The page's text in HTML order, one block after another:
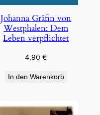
Johanna Gräfin von
Westphalen: Dem
Leben verpflichtet
4,90€
In den Warenkorb